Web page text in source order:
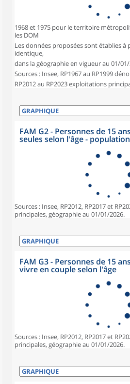
1968 et 1975 pour le territoire
les DOM
Les données proposées sont établies
identique,
dans la géographie en vigueur au 01/
Sources : Insee, RP1967 au RP1999
RP2012 au RP2023 exploitations
FAM G2 - Personnes de 15
seules selon l'âge -
Sources : Insee, RP2012, RP2017 et
principales, géographie au 01/01/2026.
FAM G3 - Personnes de 15
vivre en couple selon l'âge
Sources : Insee, RP2012, RP2017 et
principales, géographie au 01/01/2026.